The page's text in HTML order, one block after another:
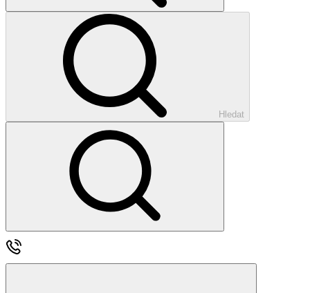
Hledat